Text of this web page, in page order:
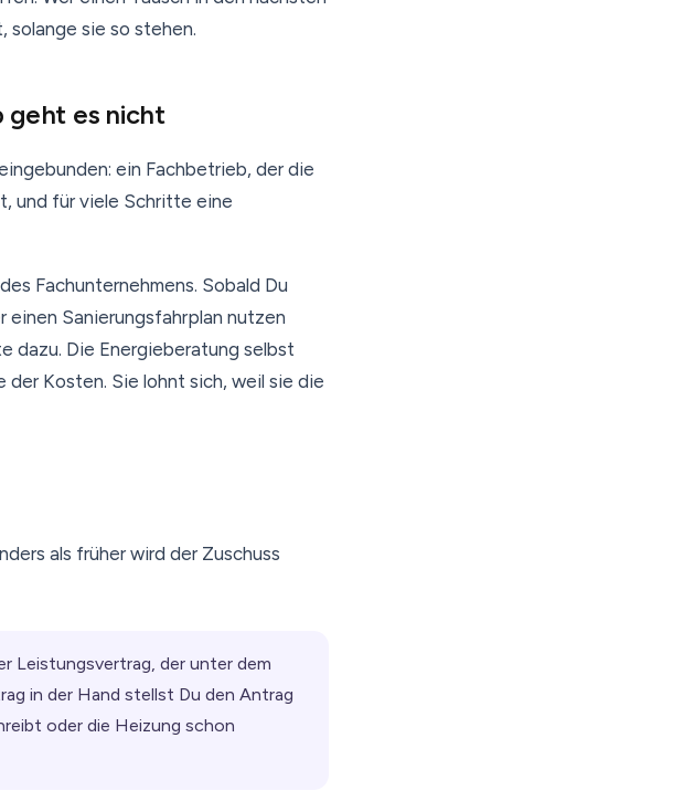
sie so stehen.
geht es nicht
ein Fachbetrieb, der die
und für viele Schritte eine
Fachunternehmens. Sobald Du
Sanierungsfahrplan nutzen
dazu. Die Energieberatung selbst
Kosten. Sie lohnt sich, weil sie die
als früher wird der Zuschuss
Leistungsvertrag, der unter dem
in der Hand stellst Du den Antrag
oder die Heizung schon